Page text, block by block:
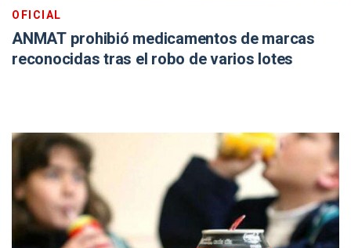
OFICIAL
ANMAT prohibió medicamentos de marcas
reconocidas tras el robo de varios lotes